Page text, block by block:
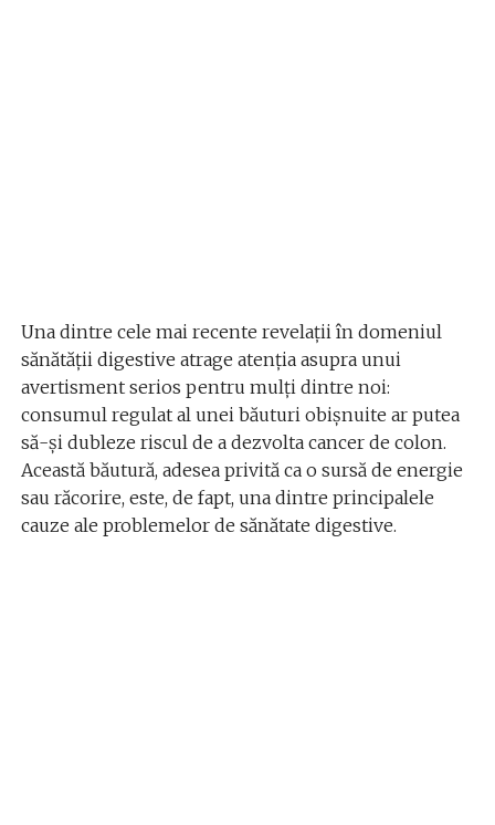
Una dintre cele mai recente revelații în domeniul
sănătății digestive atrage atenția asupra unui
avertisment serios pentru mulți dintre noi:
consumul regulat al unei băuturi obișnuite ar putea
să-și dubleze riscul de a dezvolta cancer de colon.
Această băutură, adesea privită ca o sursă de energie
sau răcorire, este, de fapt, una dintre principalele
cauze ale problemelor de sănătate digestive.